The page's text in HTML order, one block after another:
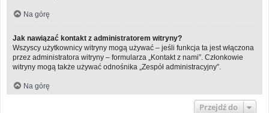
Na górę
Jak nawiązać kontakt z administratorem witryny?
Wszyscy użytkownicy witryny mogą używać – jeśli funkcja ta jest włączona
przez administratora witryny – formularza „Kontakt z nami”. Członkowie
witryny mogą także używać odnośnika „Zespół administracyjny”.
Na górę
Przejdź do